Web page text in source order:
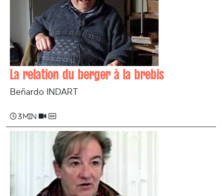
La relation du berger à la brebis
Beñardo INDART
3 min